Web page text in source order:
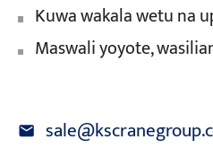
Kuwa wakala wetu na
Maswali yoyote,